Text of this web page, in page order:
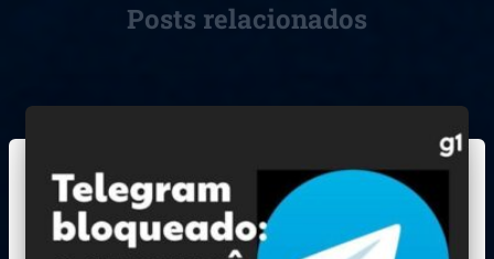
Posts relacionados